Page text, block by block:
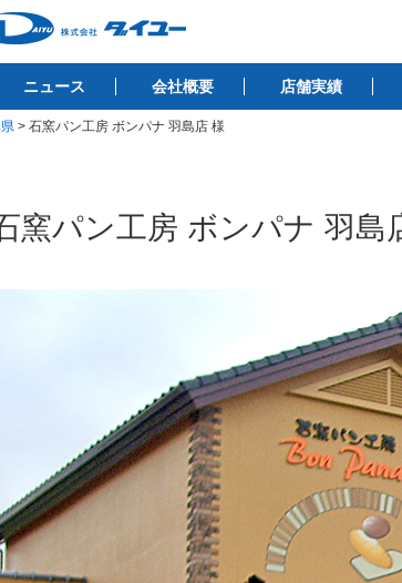
式会社ダイユー
件以上の開業サポート実績！！ ベーカリー開
ニュース 会社概要 店舗実績
> 石窯パン工房 ボンパナ 羽島店 様
窯パン工房 ボンパナ 羽島